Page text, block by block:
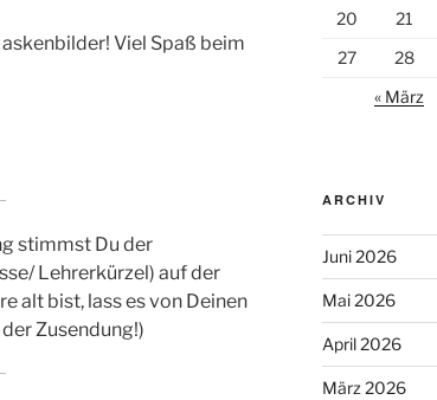
Viel Spaß beim
stimmst Du der
Lehrerkürzel) auf der
alt bist, lass es von Deinen
Zusendung!)
20
21
27
28
« März
ARCHIV
Juni 2026
Mai 2026
April 2026
März 2026